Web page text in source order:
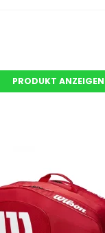
PRODUKT ANZEIGEN